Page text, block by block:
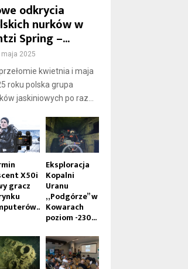
odkrycia
nurków w
Spring –...
maja 2025
kwietnia i maja
roku polska grupa
jaskiniowych po raz...
X50i
gracz
Eksploracja
Kopalni
Uranu
„Podgórze” w
Kowarach
poziom -230...